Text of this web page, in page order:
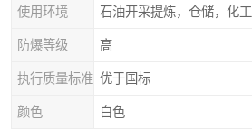
使用环境
防爆等级 高
执行质量标准 优于国标
颜色 白色